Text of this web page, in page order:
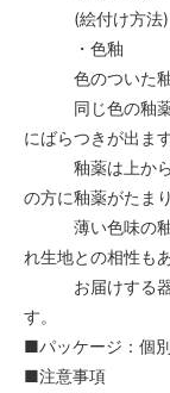
(絵付け方法)
・色釉
色のついた釉薬
同じ色の釉薬で
にばらつきが出ます
釉薬は上から下
の方に釉薬がたま
薄い色味の釉薬
れ生地との相性も
お届けする器は
す。
■パッケージ：個
■注意事項